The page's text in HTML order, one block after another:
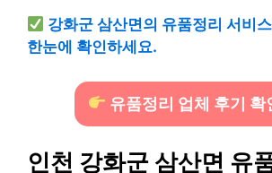
강화군 삼산면의 유품정리 서비
한눈에 확인하세요.
유품정리 업체 후기 확
인천 강화군 삼산면 유